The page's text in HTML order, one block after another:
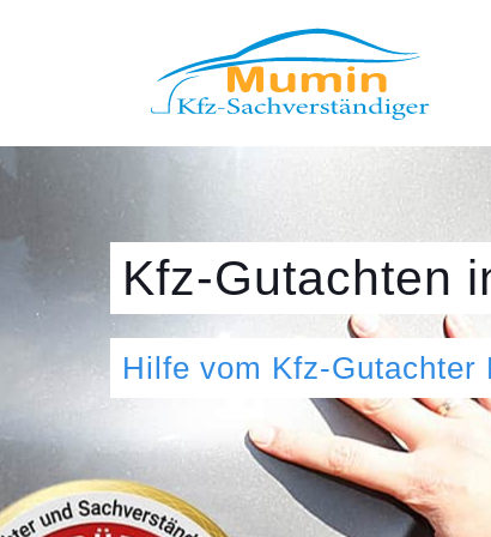
Kfz-Gutachten
Hilfe vom Kfz-Gutachter